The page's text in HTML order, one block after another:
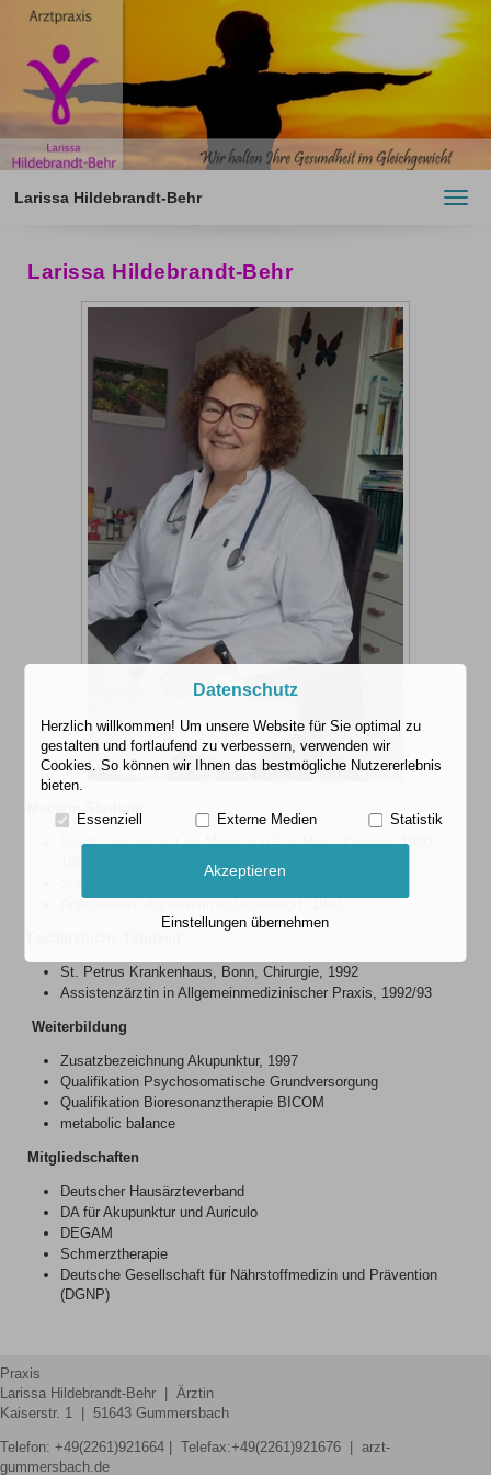
Larissa Hildebrandt-Behr
Larissa Hildebrandt-Behr
Staatliches Institut für Medizin in Bischkek, Kirgisien 1980-
Staatsexamen mit Diplom für Pädiatrie
St. Petrus Krankenhaus, Bonn, Chirurgie, 1992
Assistenzärztin in Allgemeinmedizinischer Praxis, 1992/93
Weiterbildung
Zusatzbezeichnung Akupunktur, 1997
Qualifikation Psychosomatische Grundversorgung
Qualifikation Bioresonanztherapie BICOM
metabolic balance
Mitgliedschaften
Deutscher Hausärzteverband
DA für Akupunktur und Auriculo
DEGAM
Schmerztherapie
Deutsche Gesellschaft für Nährstoffmedizin und Prävention
(DGNP)
Praxis
Larissa Hildebrandt-Behr | Ärztin
Kaiserstr. 1 | 51643 Gummersbach
Telefon: +49(2261)921664
| Telefax:+49(2261)921676 | arzt-
gummersbach.de
Datenschutz
Herzlich willkommen! Um unsere Website für Sie optimal zu
gestalten und fortlaufend zu verbessern, verwenden wir
Cookies. So können wir Ihnen das bestmögliche Nutzererlebnis
bieten.
Essenziell Externe Medien Statistik
Akzeptieren
Einstellungen übernehmen